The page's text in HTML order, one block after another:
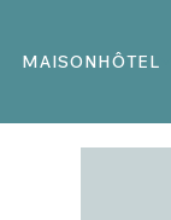
MAISONHÔTEL